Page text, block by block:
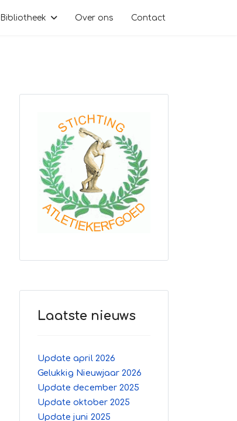
Bibliotheek Over ons Contact
Laatste nieuws
Update april 2026
Gelukkig Nieuwjaar 2026
Update december 2025
Update oktober 2025
Update juni 2025